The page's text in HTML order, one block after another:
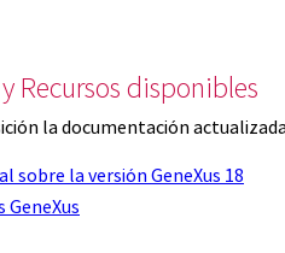
Recursos disponibles
la documentación
sobre la versión GeneXus 18
GeneXus